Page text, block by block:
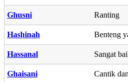
Ghusni Ranting
Hashinah Benteng
Hassanal Sangat
Ghaisani Cantik